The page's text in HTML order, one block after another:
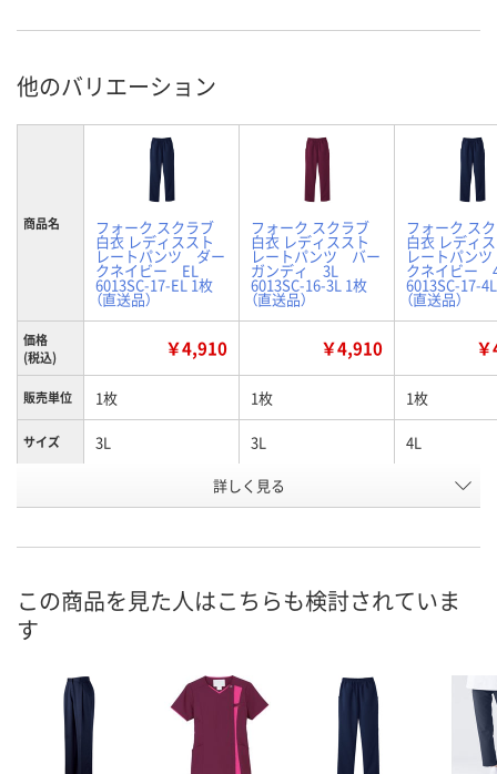
他のバリエーション
商品名 フォーク スクラブ
白衣 レディススト
レートパンツ ダー
クネイビー EL
6013SC-17-EL 1枚
（直送品）
フォーク スクラブ
白衣 レディススト
レートパンツ バー
ガンディ 3L
6013SC-16-3L 1枚
（直送品）
フォーク ス
白衣 レディ
レートパン
クネイビー
6013SC-17-
（直送品）
価格
(税込)
￥4,910 ￥4,910
販売単位 1枚 1枚 1枚
サイズ 3L 3L 4L
バーガンディ ダークネイ
号
お届け日
カゴへ
数量
カゴへ カ
詳しく見る
この商品を見た人はこちらも検討されていま
す